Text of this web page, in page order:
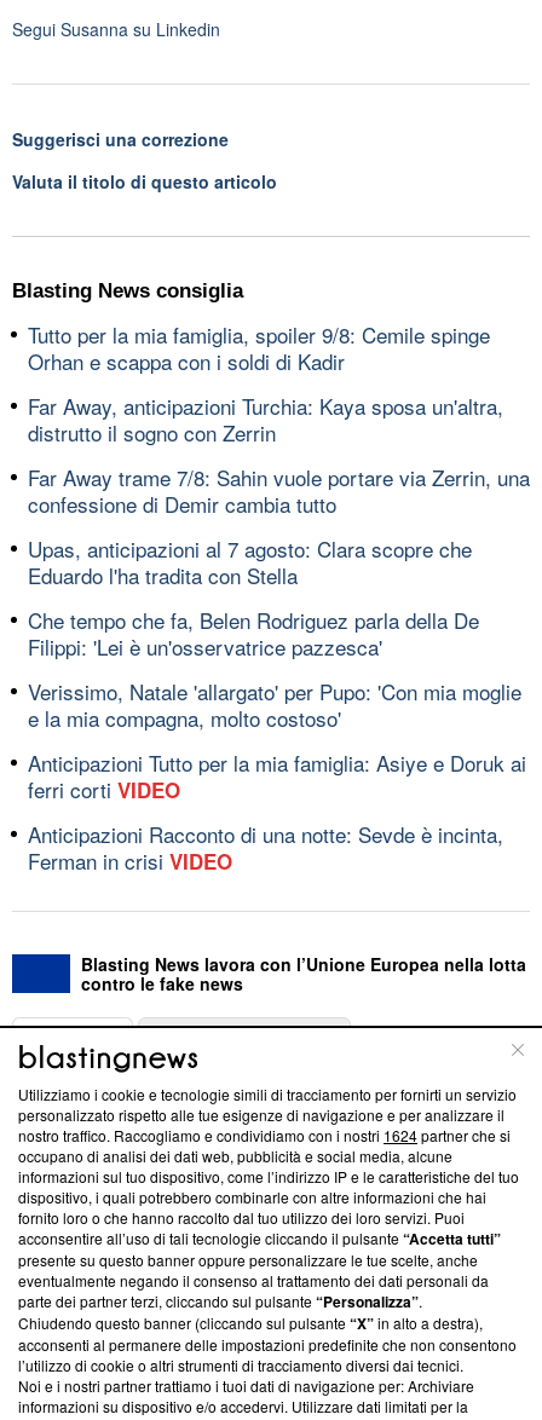
Segui Susanna su Linkedin
Suggerisci una correzione
Valuta il titolo di questo articolo
Blasting News consiglia
Tutto per la mia famiglia, spoiler 9/8: Cemile spinge
Orhan e scappa con i soldi di Kadir
Far Away, anticipazioni Turchia: Kaya sposa un'altra,
distrutto il sogno con Zerrin
Far Away trame 7/8: Sahin vuole portare via Zerrin, una
confessione di Demir cambia tutto
Upas, anticipazioni al 7 agosto: Clara scopre che
Eduardo l'ha tradita con Stella
Che tempo che fa, Belen Rodriguez parla della De
Filippi: 'Lei è un'osservatrice pazzesca'
Verissimo, Natale 'allargato' per Pupo: 'Con mia moglie
e la mia compagna, molto costoso'
Anticipazioni Tutto per la mia famiglia: Asiye e Doruk ai
ferri corti VIDEO
Anticipazioni Racconto di una notte: Sevde è incinta,
Ferman in crisi VIDEO
Blasting News lavora con l’Unione Europea nella lotta
contro le fake news
ABOUT
Questa sezione offre informazioni trasparenti su Blasting
News, sui nostri processi editoriali e su come ci impegniamo a
creare news di qualità. Inoltre, afferma la nostra aderenza a
‘Trust Project - News with Integrity’Blasting News non è
ancora membro del programma, ma ha richiesto di farne
parte; Trust Project non ha ancora effettuato una verifica di
conformità agli standard.
Su di noi
Team editoriale
Corporate
Utilizziamo i cookie e tecnologie simili di tracciamento per fornirti un servizio
personalizzato rispetto alle tue esigenze di navigazione e per analizzare il
nostro traffico. Raccogliamo e condividiamo con i nostri 1624partner che si
occupano di analisi dei dati web, pubblicità e social media, alcune
informazioni sul tuo dispositivo, come l’indirizzo IP e le caratteristiche del tuo
dispositivo, i quali potrebbero combinarle con altre informazioni che hai
fornito loro o che hanno raccolto dal tuo utilizzo dei loro servizi. Puoi
acconsentire all’uso di tali tecnologie cliccando il pulsante“Accetta tutti”
presente su questo banner oppure personalizzare le tue scelte, anche
eventualmente negando il consenso al trattamento dei dati personali da
parte dei partner terzi, cliccando sul pulsante“Personalizza”.
Chiudendo questo banner (cliccando sul pulsante“X”in alto a destra),
acconsenti al permanere delle impostazioni predefinite che non consentono
l’utilizzo di cookie o altri strumenti di tracciamento diversi dai tecnici.
Noi e i nostri partner trattiamo i tuoi dati di navigazione per: Archiviare
informazioni su dispositivo e/o accedervi. Utilizzare dati limitati per la